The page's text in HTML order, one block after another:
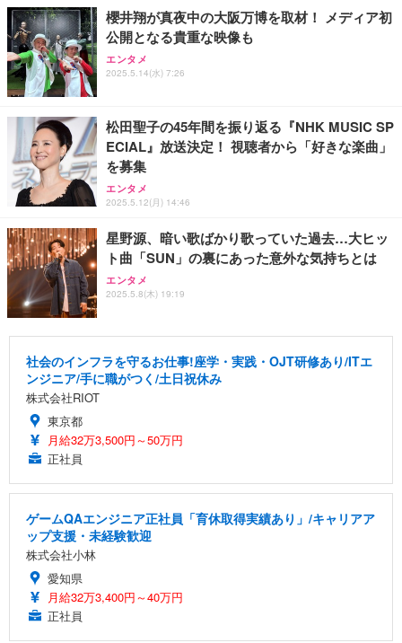
櫻井翔が真夜中の大阪万博を取材！ メディア初
公開となる貴重な映像も
エンタメ
2025.5.14(水) 7:26
松田聖子の45年間を振り返る『NHK MUSIC SP
ECIAL』放送決定！ 視聴者から「好きな楽曲」
を募集
エンタメ
2025.5.12(月) 14:46
星野源、暗い歌ばかり歌っていた過去…大ヒッ
ト曲「SUN」の裏にあった意外な気持ちとは
エンタメ
2025.5.8(木) 19:19
社会のインフラを守るお仕事!座学・実践・OJT研修あり/ITエ
ンジニア/手に職がつく/土日祝休み
株式会社RIOT
東京都
月給32万3,500円～50万円
正社員
ゲームQAエンジニア正社員「育休取得実績あり」/キャリアア
ップ支援・未経験歓迎
株式会社小林
愛知県
月給32万3,400円～40万円
正社員